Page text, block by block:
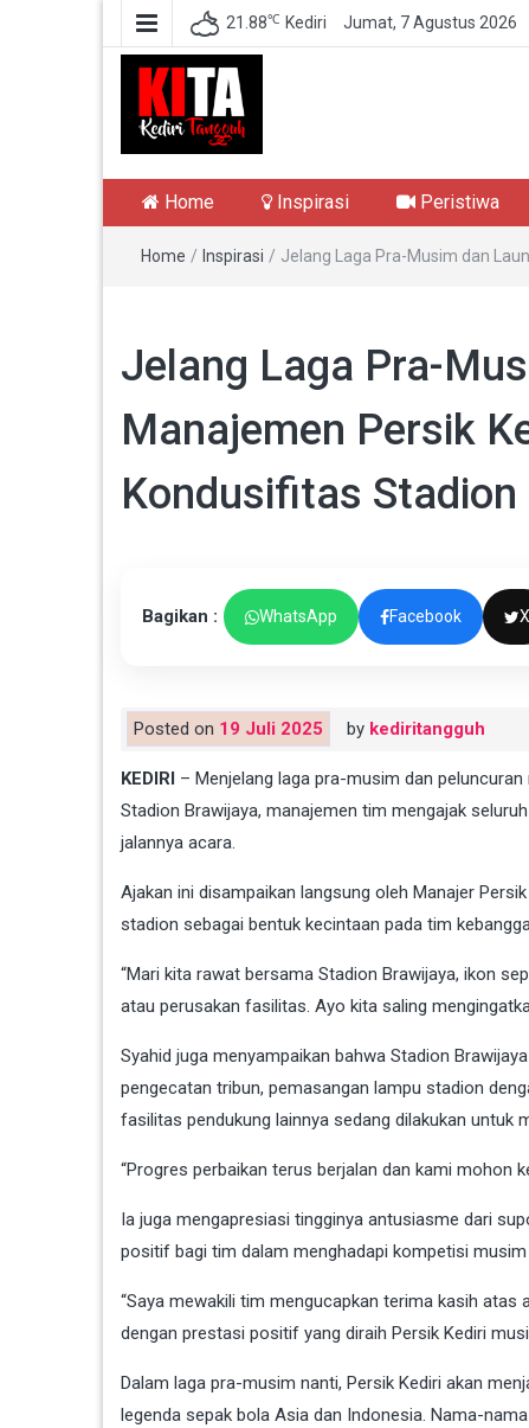
21.88℃ Kediri Jumat, 7 Agustus 2026
Kediri Tangguh
Home Inspirasi Peristiwa
Home / Inspirasi / Jelang Laga Pra-Musim dan
Jelang Laga Pra-
Manajemen Persik
Kondusifitas Stadion
Bagikan : WhatsApp Facebook X
Posted on 19 Juli 2025 by kediritangguh
KEDIRI – Menjelang laga pra-musim dan
Stadion Brawijaya, manajemen tim mengajak
jalannya acara.
Ajakan ini disampaikan langsung oleh Manajer
stadion sebagai bentuk kecintaan pada tim
“Mari kita rawat bersama Stadion Brawijaya, ikon
atau perusakan fasilitas. Ayo kita saling
Syahid juga menyampaikan bahwa Stadion
pengecatan tribun, pemasangan lampu stadion
fasilitas pendukung lainnya sedang dilakukan untuk
“Progres perbaikan terus berjalan dan kami mohon
Ia juga mengapresiasi tingginya antusiasme dari
positif bagi tim dalam menghadapi kompetisi musim
“Saya mewakili tim mengucapkan terima kasih
dengan prestasi positif yang diraih Persik Kediri
Dalam laga pra-musim nanti, Persik Kediri akan
legenda sepak bola Asia dan Indonesia. Nama-